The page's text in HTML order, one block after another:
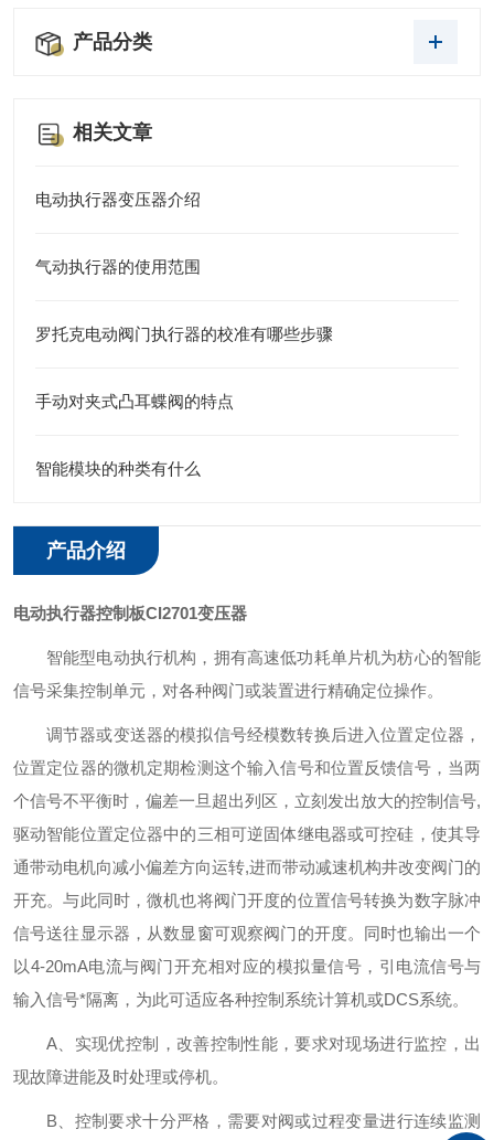
产品分类
相关文章
电动执行器变压器介绍
气动执行器的使用范围
罗托克电动阀门执行器的校准有哪些步骤
手动对夹式凸耳蝶阀的特点
智能模块的种类有什么
产品介绍
电动执行器控制板CI2701变压器
智能型电动执行机构，拥有高速低功耗单片机为枋心的智能
信号采集控制单元，对各种阀门或装置进行精确定位操作。
调节器或变送器的模拟信号经模数转换后进入位置定位器，
位置定位器的微机定期检测这个输入信号和位置反馈信号，当两
个信号不平衡时，偏差一旦超出列区，立刻发出放大的控制信号,
驱动智能位置定位器中的三相可逆固体继电器或可控硅，使其导
通带动电机向减小偏差方向运转,进而带动减速机构井改变阀门的
开充。与此同时，微机也将阀门开度的位置信号转换为数字脉冲
信号送往显示器，从数显窗可观察阀门的开度。同时也输出一个
以4-20mA电流与阀门开充相对应的模拟量信号，引电流信号与
输入信号*隔离，为此可适应各种控制系统计算机或DCS系统。
A、实现优控制，改善控制性能，要求对现场进行监控，出
现故障进能及时处理或停机。
B、控制要求十分严格，需要对阀或过程变量进行连续监测